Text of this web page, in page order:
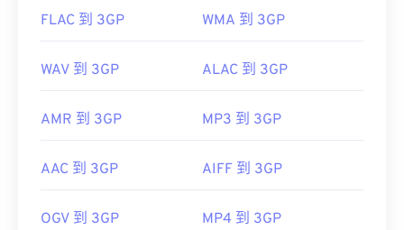
FLAC 到 3GP WMA 到 3GP
WAV 到 3GP ALAC 到 3GP
AMR 到 3GP MP3 到 3GP
AAC 到 3GP AIFF 到 3GP
OGV 到 3GP MP4 到 3GP